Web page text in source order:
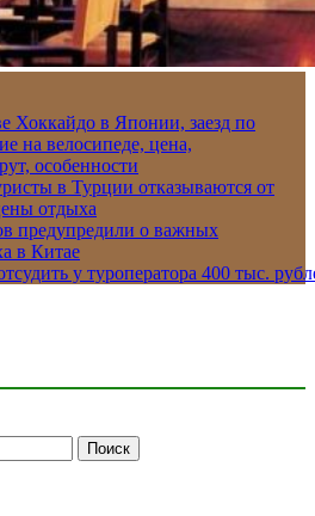
Хоккайдо в Японии, заезд по
на велосипеде, цена,
особенности
в Турции отказываются от
отдыха
предупредили о важных
в Китае
у туроператора 400 тыс.